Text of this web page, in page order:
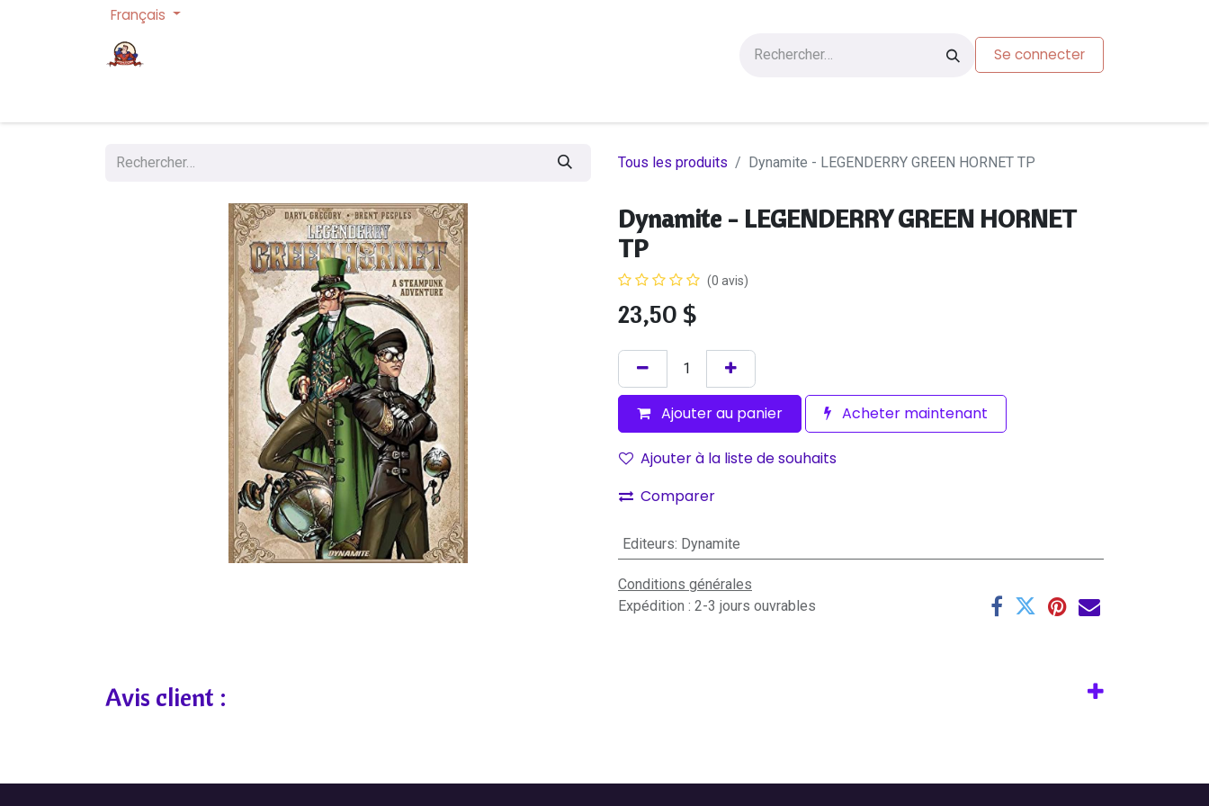
Français
Se connecter
Tous les produits Dynamite - LEGENDERRY GREEN HORNET TP
Dynamite - LEGENDERRY GREEN HORNET
TP
(0 avis)
23,50 $
Ajouter au panier Acheter maintenant
Ajouter à la liste de souhaits
Comparer
Editeurs: Dynamite
Conditions générales
Expédition : 2-3 jours ouvrables
Avis client :